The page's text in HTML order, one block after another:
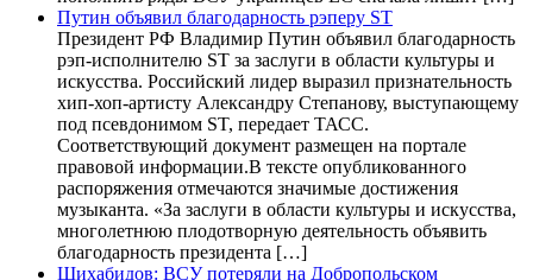
Путин объявил благодарность рэперу ST
Президент РФ Владимир Путин объявил благодарность
рэп-исполнителю ST за заслуги в области культуры и
искусства. Российский лидер выразил признательность
хип-хоп-артисту Александру Степанову, выступающему
под псевдонимом ST, передает ТАСС.
Соответствующий документ размещен на портале
правовой информации.В тексте опубликованного
распоряжения отмечаются значимые достижения
музыканта. «За заслуги в области культуры и искусства,
многолетнюю плодотворную деятельность объявить
благодарность президента […]
Шихабидов: ВСУ потеряли на Добропольском